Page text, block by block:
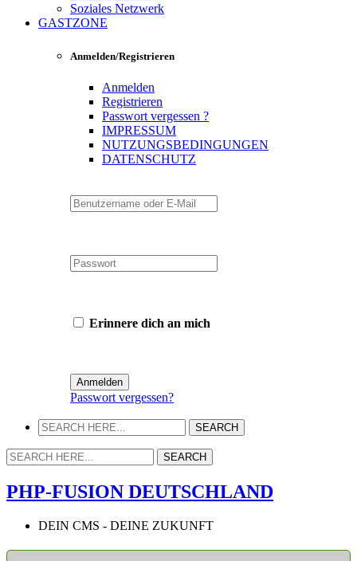
Soziales Netzwerk
GASTZONE
Anmelden/Registrieren
Anmelden
Registrieren
Passwort vergessen ?
IMPRESSUM
NUTZUNGSBEDINGUNGEN
DATENSCHUTZ
Erinnere dich an mich
Passwort vergessen?
PHP-FUSION DEUTSCHLAND
DEIN CMS - DEINE ZUKUNFT